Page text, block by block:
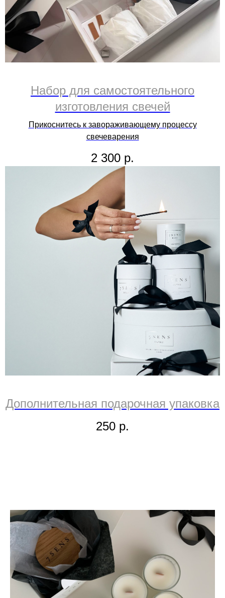
Набор для самостоятельного
изготовления свечей
Прикоснитесь к завораживающему процессу
свечеварения
2 300 р.
Дополнительная подарочная упаковка
250 р.